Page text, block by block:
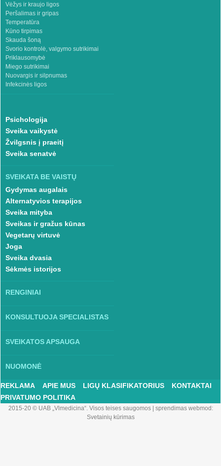
Vėžys ir kraujo ligos
Peršalimas ir gripas
Temperatūra
Kūno tirpimas
Skauda šoną
Svorio kontrolė, valgymo sutrikimai
Priklausomybė
Miego sutrikimai
Nuovargis ir silpnumas
Infekcinės ligos
Psichologija
Sveika vaikystė
Žvilgsnis į praeitį
Sveika senatvė
SVEIKATA BE VAISTŲ
Gydymas augalais
Alternatyvios terapijos
Sveika mityba
Sveikas ir gražus kūnas
Vegetarų virtuvė
Joga
Sveika dvasia
Sėkmės istorijos
RENGINIAI
KONSULTUOJA SPECIALISTAS
SVEIKATOS APSAUGA
NUOMONĖ
REKLAMA APIE MUS LIGŲ KLASIFIKATORIUS
KONTAKTAI
PRIVATUMO POLITIKA
2015-20 © UAB „Vlmedicina“. Visos teises saugomos| sprendimas webmod:
Svetainių kūrimas